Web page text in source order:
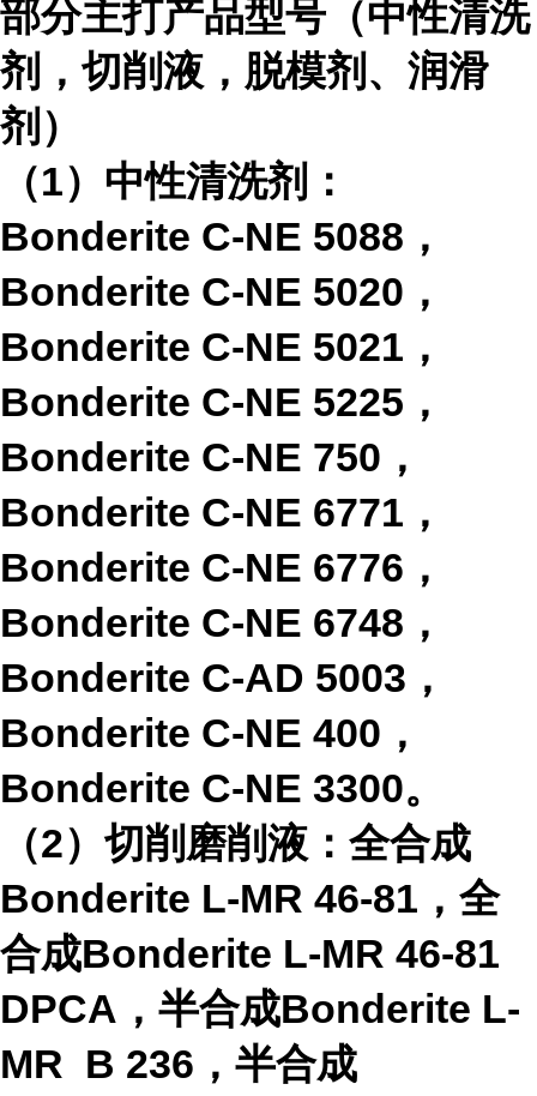
部分主打产品型号（中性清洗
剂，切削液，脱模剂、润滑
剂）
（1）中性清洗剂：
Bonderite C-NE 5088 ，
Bonderite C-NE 5020 ，
Bonderite C-NE 5021 ，
Bonderite C-NE 5225 ，
Bonderite C-NE 750 ，
Bonderite C-NE 6771 ，
Bonderite C-NE 6776 ，
Bonderite C-NE 6748 ，
Bonderite C-AD 5003 ，
Bonderite C-NE 400 ，
Bonderite C-NE 3300。
（2）切削磨削液：全合成
Bonderite L-MR 46-81 ，全
合成Bonderite L-MR 46-81
DPCA ，半合成Bonderite L-
MR B 236 ，半合成